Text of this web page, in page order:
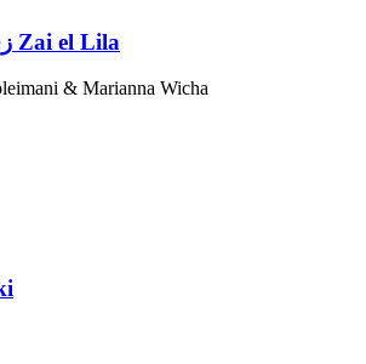
زي‌ اللیلة Zai el Lila
& Marianna Wicha